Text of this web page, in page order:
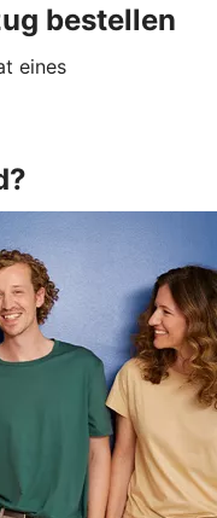
bestellen
eines